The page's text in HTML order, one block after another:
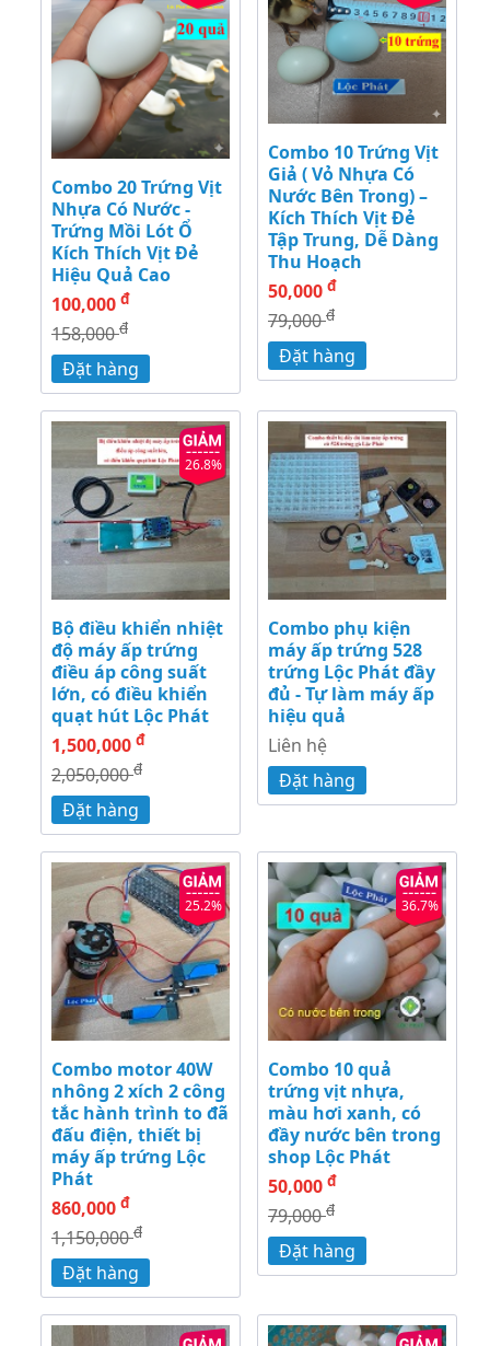
Combo 20 Trứng Vịt
Nhựa Có Nước -
Trứng Mồi Lót Ổ
Kích Thích Vịt Đẻ
Hiệu Quả Cao
100,000 đ
158,000đ
Đặt hàng
Combo 10 Trứng Vịt
Giả ( Vỏ Nhựa Có
Nước Bên Trong) –
Kích Thích Vịt Đẻ
Tập Trung, Dễ Dàng
Thu Hoạch
50,000 đ
79,000đ
Đặt hàng
26.8%
Bộ điều khiển nhiệt
độ máy ấp trứng
điều áp công suất
lớn, có điều khiển
quạt hút Lộc Phát
1,500,000 đ
2,050,000đ
Đặt hàng
Combo phụ kiện
máy ấp trứng 528
trứng Lộc Phát đầy
đủ - Tự làm máy ấp
hiệu quả
Liên hệ
Đặt hàng
25.2%
Combo motor 40W
nhông 2 xích 2 công
tắc hành trình to đã
đấu điện, thiết bị
máy ấp trứng Lộc
Phát
860,000 đ
1,150,000đ
Đặt hàng
36.7%
Combo 10 quả
trứng vịt nhựa,
màu hơi xanh, có
đầy nước bên trong
shop Lộc Phát
50,000 đ
79,000đ
Đặt hàng